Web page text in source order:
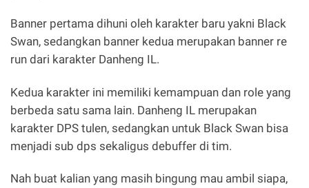
Banner pertama dihuni oleh karakter baru yakni Black
Swan, sedangkan banner kedua merupakan banner re
run dari karakter Danheng IL.
Kedua karakter ini memiliki kemampuan dan role yang
berbeda satu sama lain. Danheng IL merupakan
karakter DPS tulen, sedangkan untuk Black Swan bisa
menjadi sub dps sekaligus debuffer di tim.
Nah buat kalian yang masih bingung mau ambil siapa,